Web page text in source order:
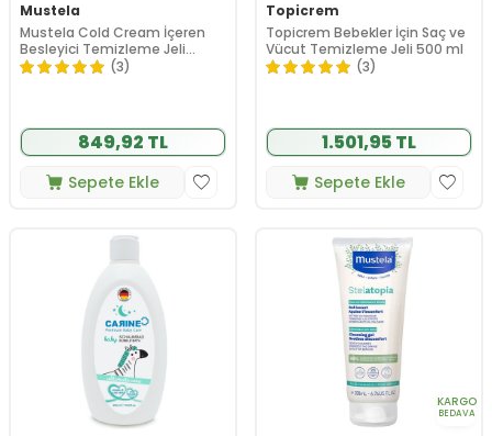
Mustela
Mustela Cold Cream İçeren
Besleyici Temizleme Jeli
300ml
(3)
849,92 TL
Sepete Ekle
Topicrem
Topicrem Bebekler İçin Saç ve
Vücut Temizleme Jeli 500 ml
(3)
1.501,95 TL
Sepete Ekle
KARGO
BEDAVA